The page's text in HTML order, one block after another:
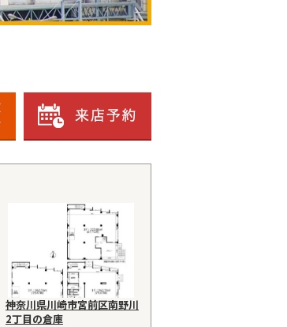
客様はこんな物件もチェックしています。
神奈川県川崎市宮前区南野川
2丁目の倉庫